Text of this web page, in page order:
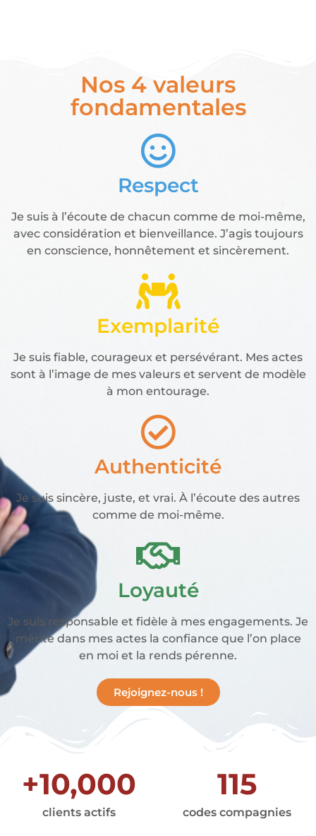
Nos 4 valeurs
fondamentales
Respect
Je suis à l’écoute de chacun comme de moi-même,
avec considération et bienveillance. J’agis toujours
en conscience, honnêtement et sincèrement.
Exemplarité
Je suis fiable, courageux et persévérant. Mes actes
sont à l’image de mes valeurs et servent de modèle
à mon entourage.
Authenticité
Je suis sincère, juste, et vrai. À l’écoute des autres
comme de moi-même.
Loyauté
Je suis responsable et fidèle à mes engagements. Je
mérite dans mes actes la confiance que l’on place
en moi et la rends pérenne.
Rejoignez-nous !
clients actifs
+10,000
codes compagnies
115